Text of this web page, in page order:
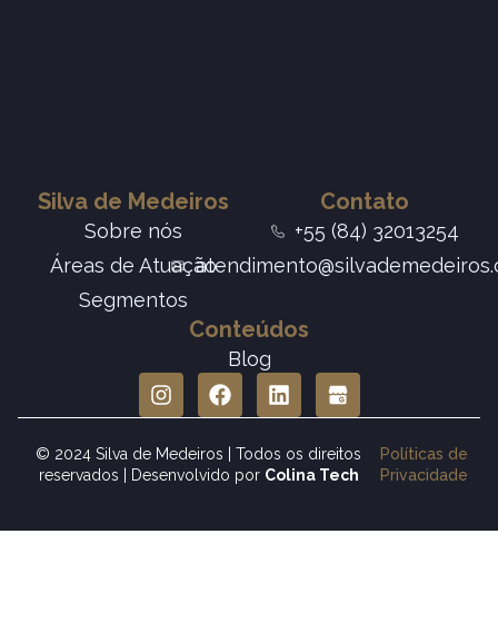
Silva de Medeiros
Sobre nós
Áreas de Atuação
Segmentos
Contato
+55 (84) 32013254
Conteúdos
Blog
© 2024 Silva de Medeiros | Todos os direitos
reservados |
Desenvolvido por Colina Tech
Políticas de
Privacidade